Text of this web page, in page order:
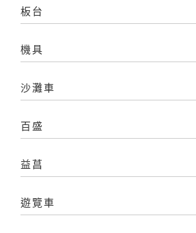
板台
機具
沙灘車
百盛
益菖
遊覽車